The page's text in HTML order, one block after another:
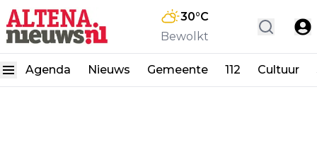
30°C
Bewolkt
Agenda Nieuws Gemeente 112 Cultuur